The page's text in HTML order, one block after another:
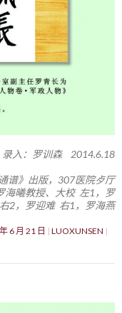
入：罗训森 2014.6.18
谱》出版，307医院歺厅
海曦教授、大校 左1，罗
2，罗迎难 右1，罗海燕
6 月 21 日
LUOXUNSEN